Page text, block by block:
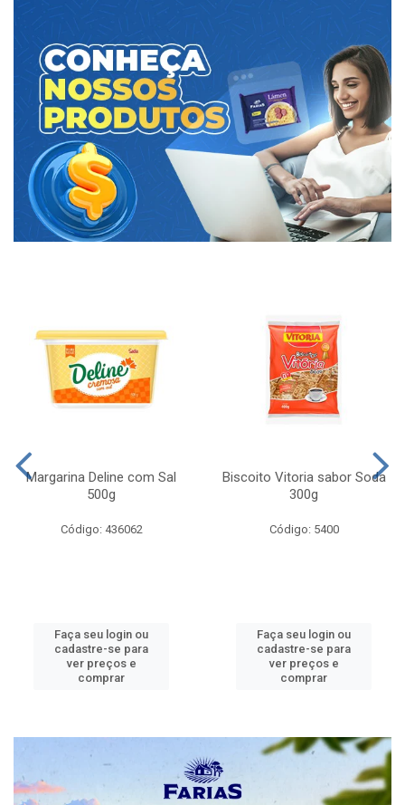
Margarina Deline com Sal
500g
Código: 436062
Faça seu login ou
cadastre-se para
ver preços e
comprar
Biscoito Vitoria sabor Soda
300g
Código: 5400
Faça seu login ou
cadastre-se para
ver preços e
comprar